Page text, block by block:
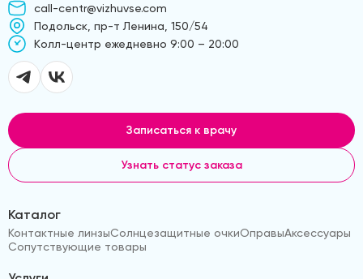
call-centr@vizhuvse.com
Подольск, пр-т Ленина, 150/54
Kолл-центр ежедневно 9:00 – 20:00
Записаться к врачу
Узнать статус заказа
Каталог
Контактные линзыСолнцезащитные очкиОправыАксессуары
Сопутствующие товары